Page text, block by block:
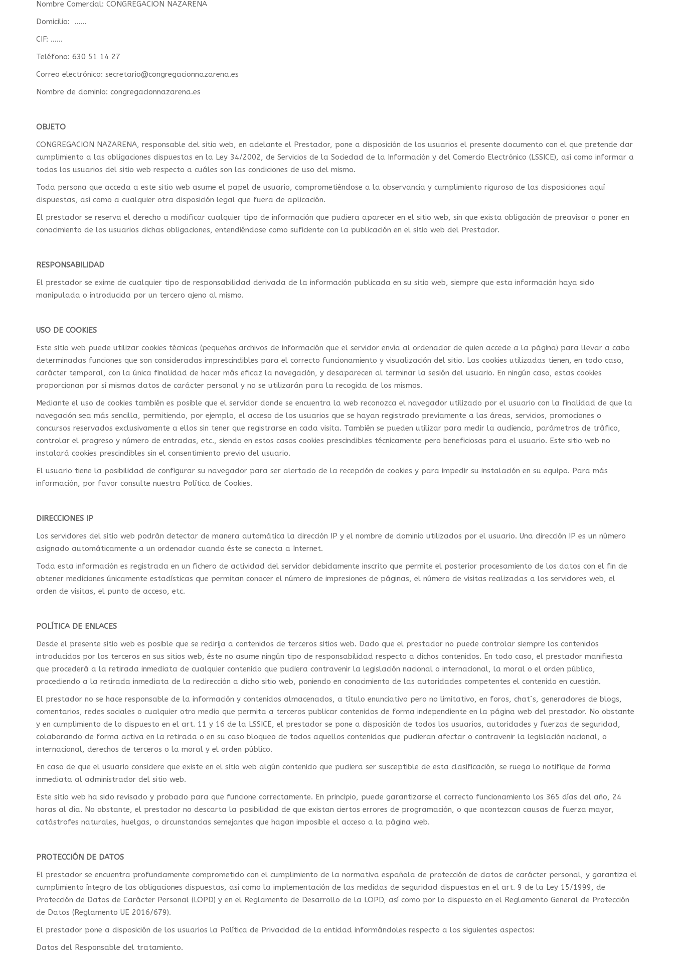
Nombre Comercial: CONGREGACION NAZARENA
Domicilio: ……
CIF: ……
Teléfono: 630 51 14 27
Correo electrónico: secretario@congregacionnazarena.es
Nombre de dominio: congregacionnazarena.es
OBJETO
CONGREGACION NAZARENA, responsable del sitio web, en adelante el Prestador, pone a disposición de los usuarios el presente documento con el que pretende dar
cumplimiento a las obligaciones dispuestas en la Ley 34/2002, de Servicios de la Sociedad de la Información y del Comercio Electrónico (LSSICE), así como informar a
todos los usuarios del sitio web respecto a cuáles son las condiciones de uso del mismo.
Toda persona que acceda a este sitio web asume el papel de usuario, comprometiéndose a la observancia y cumplimiento riguroso de las disposiciones aquí
dispuestas, así como a cualquier otra disposición legal que fuera de aplicación.
El prestador se reserva el derecho a modificar cualquier tipo de información que pudiera aparecer en el sitio web, sin que exista obligación de preavisar o poner en
conocimiento de los usuarios dichas obligaciones, entendiéndose como suficiente con la publicación en el sitio web del Prestador.
RESPONSABILIDAD
El prestador se exime de cualquier tipo de responsabilidad derivada de la información publicada en su sitio web, siempre que esta información haya sido
manipulada o introducida por un tercero ajeno al mismo.
USO DE COOKIES
Este sitio web puede utilizar cookies técnicas (pequeños archivos de información que el servidor envía al ordenador de quien accede a la página) para llevar a cabo
determinadas funciones que son consideradas imprescindibles para el correcto funcionamiento y visualización del sitio. Las cookies utilizadas tienen, en todo caso,
carácter temporal, con la única finalidad de hacer más eficaz la navegación, y desaparecen al terminar la sesión del usuario. En ningún caso, estas cookies
proporcionan por sí mismas datos de carácter personal y no se utilizarán para la recogida de los mismos.
Mediante el uso de cookies también es posible que el servidor donde se encuentra la web reconozca el navegador utilizado por el usuario con la finalidad de que la
navegación sea más sencilla, permitiendo, por ejemplo, el acceso de los usuarios que se hayan registrado previamente a las áreas, servicios, promociones o
concursos reservados exclusivamente a ellos sin tener que registrarse en cada visita. También se pueden utilizar para medir la audiencia, parámetros de tráfico,
controlar el progreso y número de entradas, etc., siendo en estos casos cookies prescindibles técnicamente pero beneficiosas para el usuario. Este sitio web no
instalará cookies prescindibles sin el consentimiento previo del usuario.
El usuario tiene la posibilidad de configurar su navegador para ser alertado de la recepción de cookies y para impedir su instalación en su equipo. Para más
información, por favor consulte nuestra Política de Cookies.
DIRECCIONES IP
Los servidores del sitio web podrán detectar de manera automática la dirección IP y el nombre de dominio utilizados por el usuario. Una dirección IP es un número
asignado automáticamente a un ordenador cuando éste se conecta a Internet.
Toda esta información es registrada en un fichero de actividad del servidor debidamente inscrito que permite el posterior procesamiento de los datos con el fin de
obtener mediciones únicamente estadísticas que permitan conocer el número de impresiones de páginas, el número de visitas realizadas a los servidores web, el
orden de visitas, el punto de acceso, etc.
POLÍTICA DE ENLACES
Desde el presente sitio web es posible que se redirija a contenidos de terceros sitios web. Dado que el prestador no puede controlar siempre los contenidos
introducidos por los terceros en sus sitios web, éste no asume ningún tipo de responsabilidad respecto a dichos contenidos. En todo caso, el prestador manifiesta
que procederá a la retirada inmediata de cualquier contenido que pudiera contravenir la legislación nacional o internacional, la moral o el orden público,
procediendo a la retirada inmediata de la redirección a dicho sitio web, poniendo en conocimiento de las autoridades competentes el contenido en cuestión.
El prestador no se hace responsable de la información y contenidos almacenados, a título enunciativo pero no limitativo, en foros, chat´s, generadores de blogs,
comentarios, redes sociales o cualquier otro medio que permita a terceros publicar contenidos de forma independiente en la página web del prestador. No obstante
y en cumplimiento de lo dispuesto en el art. 11 y 16 de la LSSICE, el prestador se pone a disposición de todos los usuarios, autoridades y fuerzas de seguridad,
colaborando de forma activa en la retirada o en su caso bloqueo de todos aquellos contenidos que pudieran afectar o contravenir la legislación nacional, o
internacional, derechos de terceros o la moral y el orden público.
En caso de que el usuario considere que existe en el sitio web algún contenido que pudiera ser susceptible de esta clasificación, se ruega lo notifique de forma
inmediata al administrador del sitio web.
Este sitio web ha sido revisado y probado para que funcione correctamente. En principio, puede garantizarse el correcto funcionamiento los 365 días del año, 24
horas al día. No obstante, el prestador no descarta la posibilidad de que existan ciertos errores de programación, o que acontezcan causas de fuerza mayor,
catástrofes naturales, huelgas, o circunstancias semejantes que hagan imposible el acceso a la página web.
PROTECCIÓN DE DATOS
El prestador se encuentra profundamente comprometido con el cumplimiento de la normativa española de protección de datos de carácter personal, y garantiza el
cumplimiento íntegro de las obligaciones dispuestas, así como la implementación de las medidas de seguridad dispuestas en el art. 9 de la Ley 15/1999, de
Protección de Datos de Carácter Personal (LOPD) y en el Reglamento de Desarrollo de la LOPD, así como por lo dispuesto en el Reglamento General de Protección
de Datos (Reglamento UE 2016/679).
El prestador pone a disposición de los usuarios la Política de Privacidad de la entidad informándoles respecto a los siguientes aspectos:
Datos del Responsable del tratamiento.